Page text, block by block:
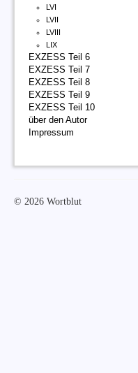
LVI
LVII
LVIII
LIX
EXZESS Teil 6
EXZESS Teil 7
EXZESS Teil 8
EXZESS Teil 9
EXZESS Teil 10
über den Autor
Impressum
© 2026 Wortblut